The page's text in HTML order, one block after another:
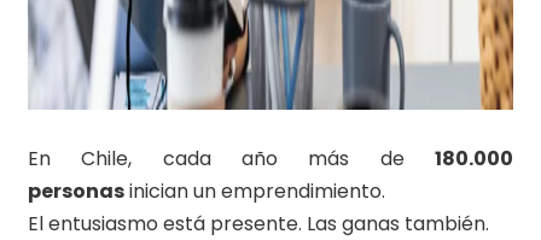
En Chile, cada año más de 180.000
personasinician un emprendimiento.
El entusiasmo está presente. Las ganas también.